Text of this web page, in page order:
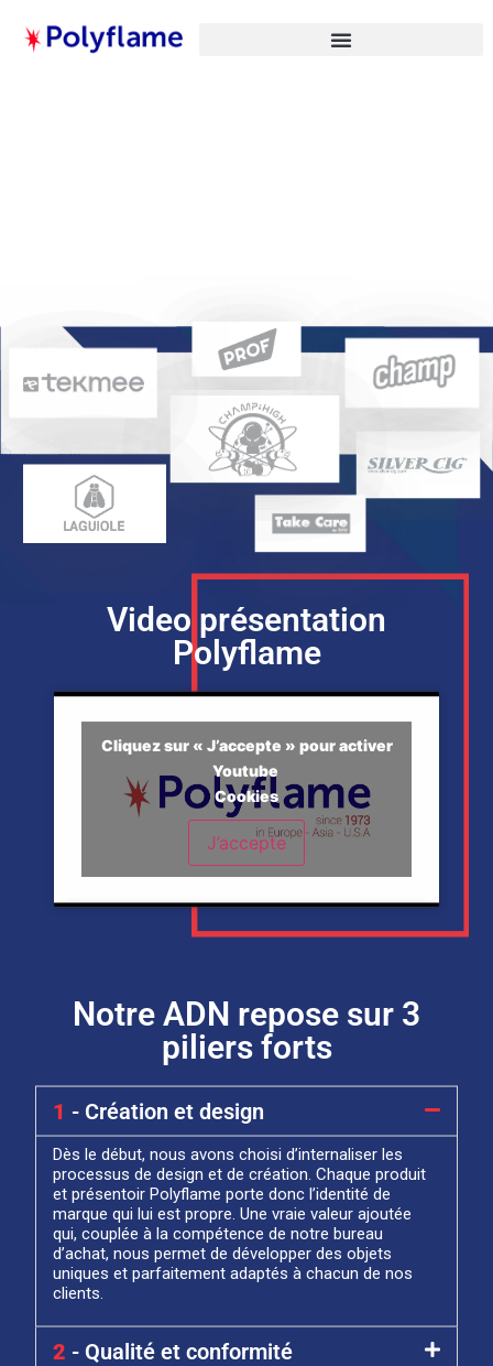
Video présentation
Polyflame
Cliquez sur « J’accepte » pour activer
Youtube
Cookies
J’accepte
Notre ADN repose sur 3
piliers forts
1 - Création et design
Dès le début, nous avons choisi d’internaliser les
processus de design et de création. Chaque produit
et présentoir Polyflame porte donc l’identité de
marque qui lui est propre. Une vraie valeur ajoutée
qui, couplée à la compétence de notre bureau
d’achat, nous permet de développer des objets
uniques et parfaitement adaptés à chacun de nos
clients.
2 - Qualité et conformité